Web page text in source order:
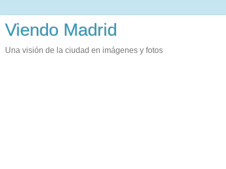
Viendo Madrid
Una visión de la ciudad en imágenes y fotos